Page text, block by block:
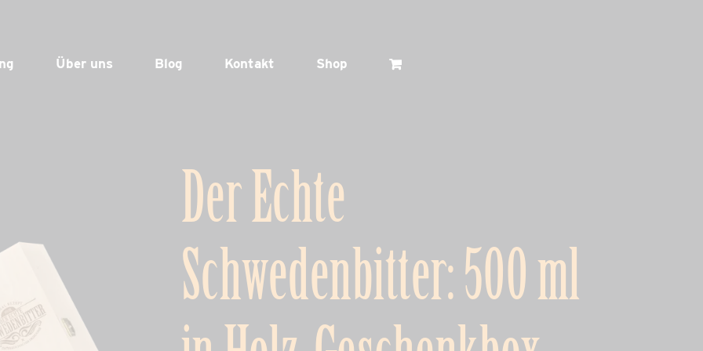
Über uns Blog Kontakt Shop
Der Echte
Schwedenbitter: 500 ml